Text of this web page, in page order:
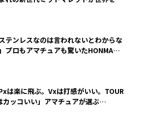
ステンレスなのは言われないとわからな
プロもアマチュアも驚いたHONMA
Pxは楽に飛ぶ。Vxは打感がいい。TOUR
カッコいい」アマチュアが選ぶ